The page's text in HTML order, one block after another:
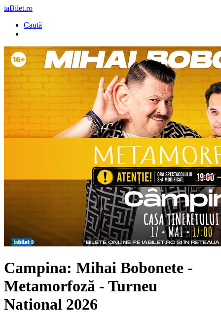
iaBilet.ro
Caută
Campina: Mihai Bobonete -
Metamorfoză - Turneu
National 2026